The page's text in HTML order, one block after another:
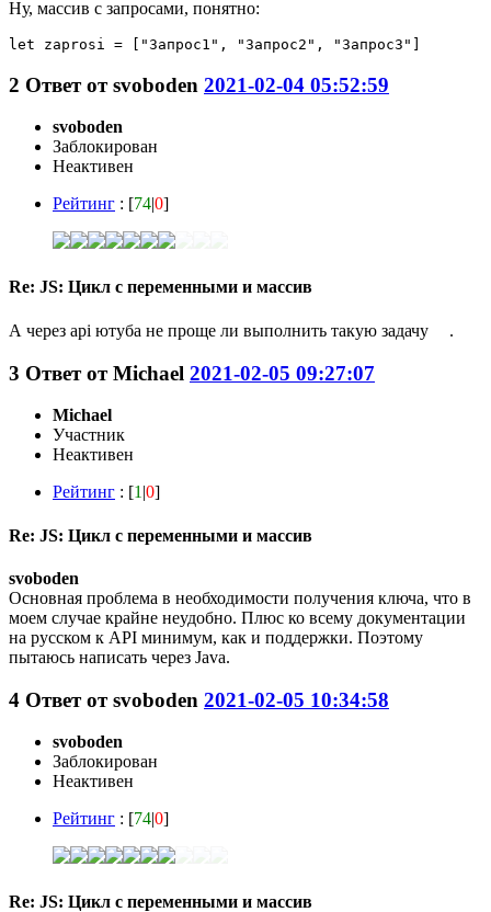
Ну, массив с запросами, понятно:
let zaprosi = ["Запрос1", "Запрос2", "Запрос3"]
2 Ответ отsvoboden 2021-02-04 05:52:59
svoboden
Заблокирован
Неактивен
Рейтинг : [74|0]
Re: JS: Цикл с переменными и массив
А через api ютуба не проще ли выполнить такую задачу .
3 Ответ отMichael 2021-02-05 09:27:07
Michael
Участник
Неактивен
Рейтинг : [1 |0]
Re: JS: Цикл с переменными и массив
svoboden
Основная проблема в необходимости получения ключа, что в
моем случае крайне неудобно. Плюс ко всему документации
на русском к API минимум, как и поддержки. Поэтому
пытаюсь написать через Java.
4 Ответ отsvoboden 2021-02-05 10:34:58
svoboden
Заблокирован
Неактивен
Рейтинг : [74|0]
Re: JS: Цикл с переменными и массив